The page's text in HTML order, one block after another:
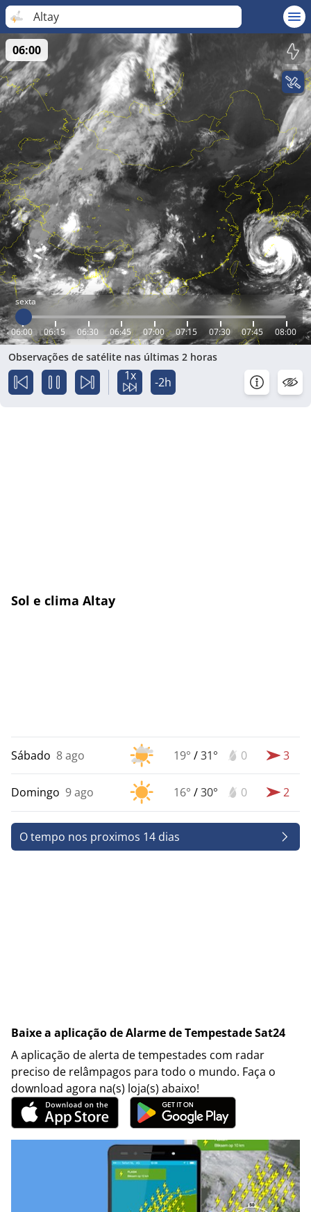
Altay
sexta
06:00 06:15 06:30 06:45 07:00 07:15 07:30 07:45 08:00
06:00
Observações de satélite nas últimas 2 horas
1x -2h
Sol e clima Altay
Sábado 8 ago 19° /31° 0 3
Domingo 9 ago 16° /30° 0 2
O tempo nos proximos 14 dias
Baixe a aplicação de Alarme de Tempestade Sat24
A aplicação de alerta de tempestades com radar
preciso de relâmpagos para todo o mundo. Faça o
download agora na(s) loja(s) abaixo!